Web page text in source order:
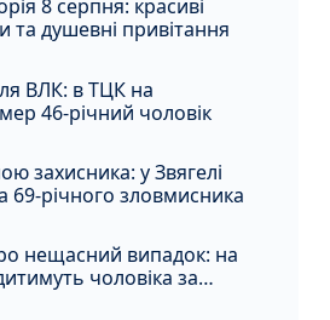
8 серпня: красиві
та душевні привітання
ВЛК: в ТЦК на
46-річний чоловік
захисника: у Звягелі
69-річного зловмисника
нещасний випадок: на
чоловіка за